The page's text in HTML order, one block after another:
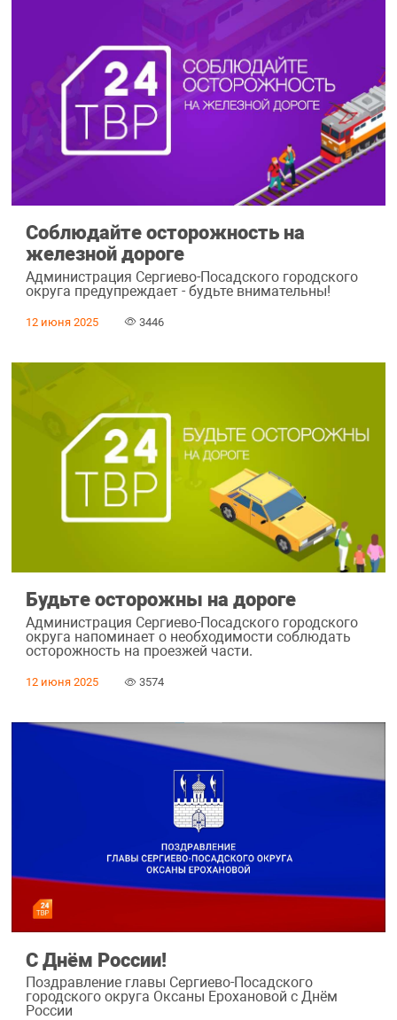
Соблюдайте осторожность на
железной дороге
Администрация Сергиево-Посадского городского
округа предупреждает - будьте внимательны!
12 июня 2025 3446
Будьте осторожны на дороге
Администрация Сергиево-Посадского городского
округа напоминает о необходимости соблюдать
осторожность на проезжей части.
12 июня 2025 3574
С Днём России!
Поздравление главы Сергиево-Посадского
городского округа Оксаны Ерохановой с Днём
России